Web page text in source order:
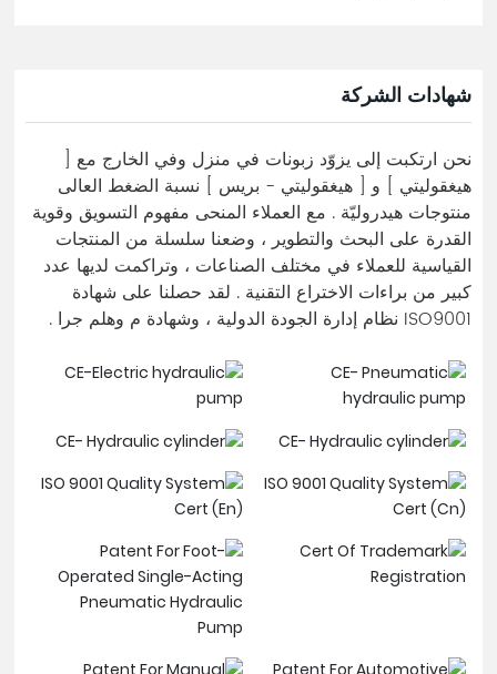
شهادات الشركة
نحن ارتكبت إلى يزوّد زبونات في منزل وفي الخارج مع [
هيغقوليتي ] و [ هيغقوليتي - بريس ] نسبة الضغط العالى
منتوجات هيدروليّة . مع العملاء المنحى مفهوم التسويق وقوية
القدرة على البحث والتطوير ، وضعنا سلسلة من المنتجات
القياسية للعملاء في مختلف الصناعات ، وتراكمت لديها عدد
كبير من براءات الاختراع التقنية . لقد حصلنا على شهادة
ISO9001 نظام إدارة الجودة الدولية ، وشهادة م وهلم جرا .